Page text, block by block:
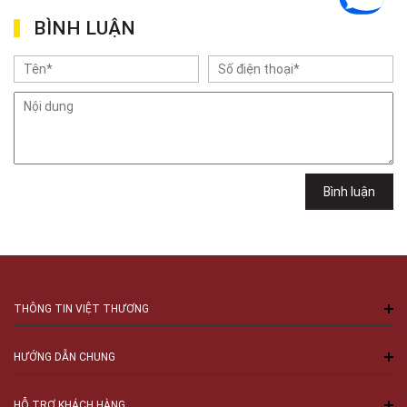
Việt Thương Music - 302 Cầu Giấy
Gian hàng G9-10 TTTM Discovery Complex, số 302 Cầu Giấy, Phường
Việt Thương Music - 102Q An Dương Vương
102Q Đường An Dương Vương, Phường An Đông, TPHCM, Quận 5, Hồ Chí
Minh
BÌNH LUẬN
Bình luận
THÔNG TIN VIỆT THƯƠNG
HƯỚNG DẪN CHUNG